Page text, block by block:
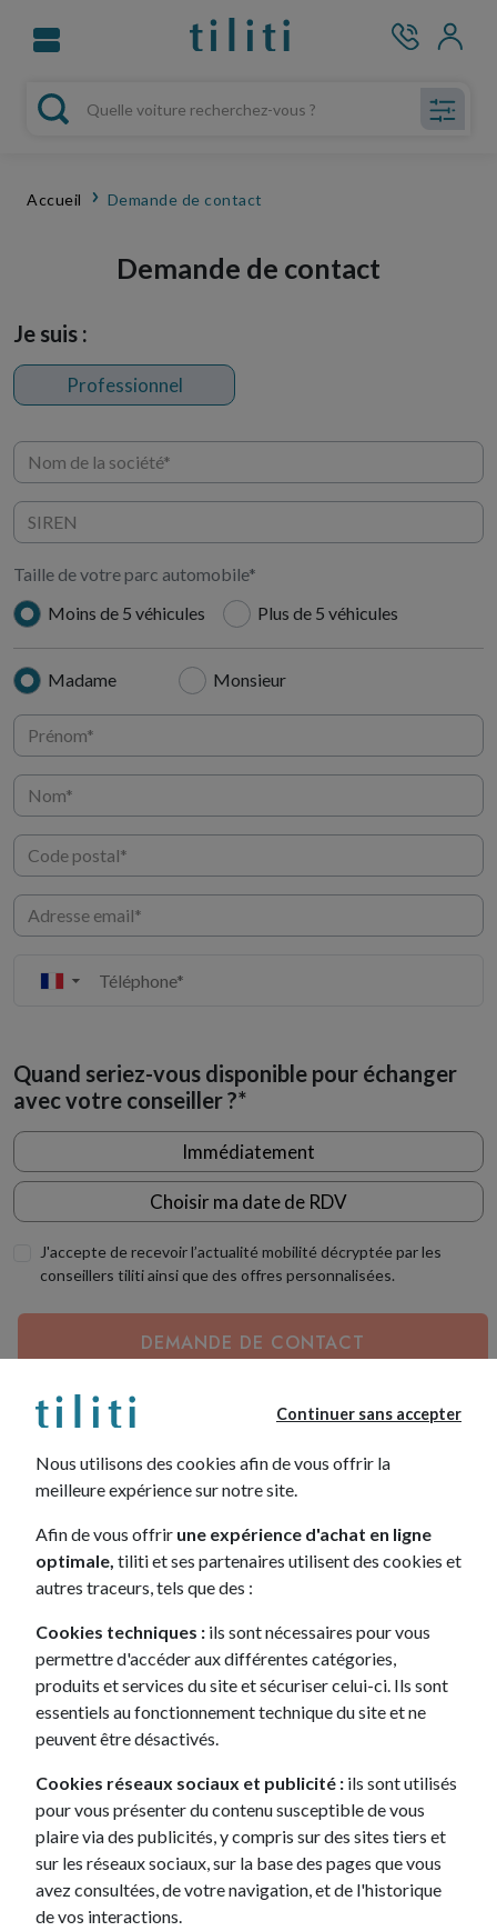
Continuer sans accepter
Nous utilisons des cookies afin de vous offrir la
meilleure expérience sur notre site.
Afin de vous offrir une expérience d'achat en ligne
optimale, tiliti et ses partenaires utilisent des cookies et
autres traceurs, tels que des :
Cookies techniques : ils sont nécessaires pour vous
permettre d'accéder aux différentes catégories,
produits et services du site et sécuriser celui-ci. Ils sont
essentiels au fonctionnement technique du site et ne
peuvent être désactivés.
Cookies réseaux sociaux et publicité : ils sont utilisés
pour vous présenter du contenu susceptible de vous
plaire via des publicités, y compris sur des sites tiers et
sur les réseaux sociaux, sur la base des pages que vous
avez consultées, de votre navigation, et de l'historique
de vos interactions.
Accueil Demande de contact
Demande de contact
Je suis :
Professionnel
Taille de votre parc automobile*
Moins de 5 véhicules
Plus de 5 véhicules
Madame Monsieur
▼
Quand seriez-vous disponible pour échanger
avec votre conseiller ?*
Immédiatement
Choisir ma date de RDV
J'accepte de recevoir l’actualité mobilité décryptée par les
conseillers tiliti ainsi que des offres personnalisées.
DEMANDE DE CONTACT
Les champs identifiés par un astérisque (*) sont nécessaires au
traitement de votre demande.
tiliti collecte vos données afin de vous recontacter dans le cadre de
souhaitez vous y opposer, merci d'en informer votre interlocuteur.
confidentialité.
est notre priorité
‘‘
votre
Mylène Mounichy
26/06/2025
Bonjour, j'ai pris récemment une location et
franchement tout se passe super bien car j'ai eu
affaire a un conseiller super, Monsieur Melih. Il